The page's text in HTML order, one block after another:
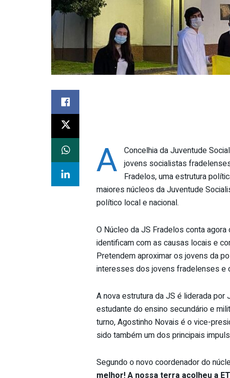
A Concelhia da Juventude
jovens socialistas
Fradelos, uma estrutura
maiores núcleos da Juventude
político local e nacional.
O Núcleo da JS Fradelos conta
identificam com as causas locais e
Pretendem aproximar os jovens da
interesses dos jovens fradelenses e
A nova estrutura da JS é liderada
estudante do ensino secundário e
turno, Agostinho Novais é o vice-
sido também um dos principais
Segundo o novo coordenador do
melhor! A nossa terra acolheu a